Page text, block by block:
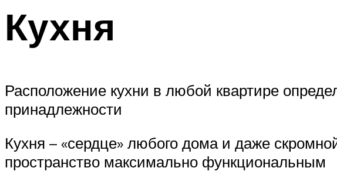
Кухня
Расположение кухни в любой квартире
принадлежности
Кухня – «сердце» любого дома и даже
пространство максимально функциональным